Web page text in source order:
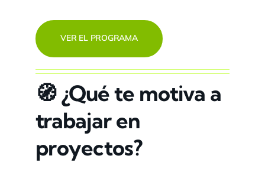
VER EL PROGRAMA
🧭 ¿Qué te motiva a
trabajar en
proyectos?